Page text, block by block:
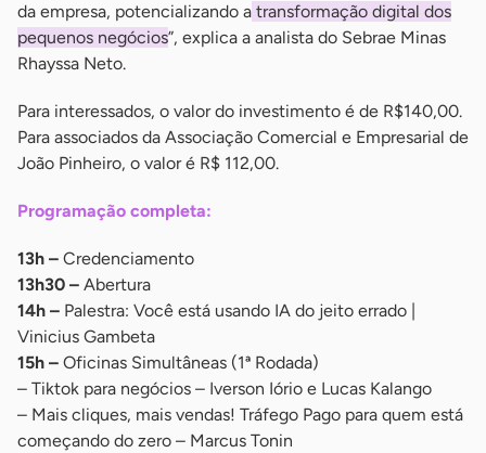
da empresa, potencializando a transformação digital dos
pequenos negócios”, explica a analista do Sebrae Minas
Rhayssa Neto.
Para interessados, o valor do investimento é de R$140,00.
Para associados da Associação Comercial e Empresarial de
João Pinheiro, o valor é R$ 112,00.
Programação completa:
13h – Credenciamento
13h30 – Abertura
14h – Palestra: Você está usando IA do jeito errado |
Vinicius Gambeta
15h – Oficinas Simultâneas (1ª Rodada)
– Tiktok para negócios – Iverson Iório e Lucas Kalango
– Mais cliques, mais vendas! Tráfego Pago para quem está
começando do zero – Marcus Tonin